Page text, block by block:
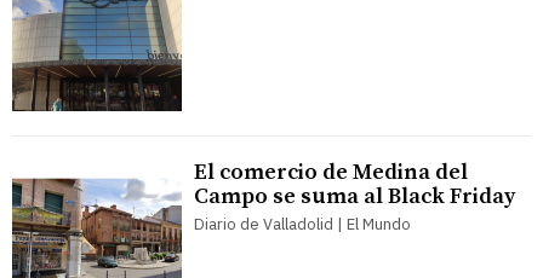
El comercio de Medina del
Campo se suma al Black Friday
Diario de Valladolid | El Mundo